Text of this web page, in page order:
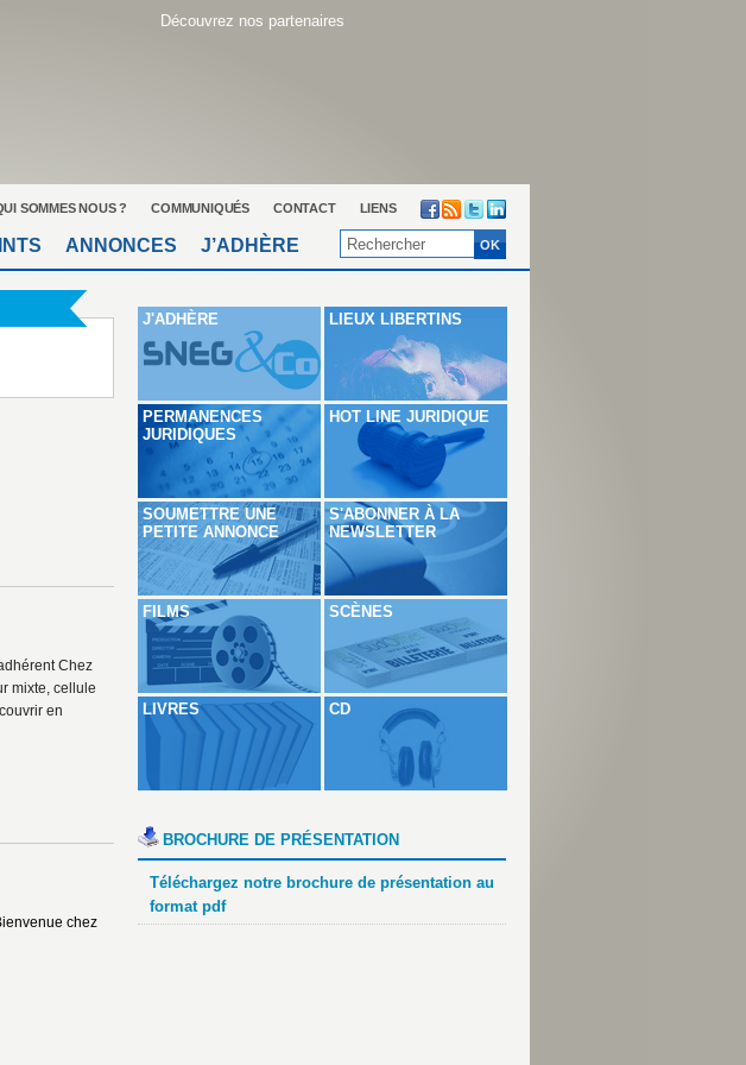
Découvrez nos partenaires
SOMMES NOUS ? COMMUNIQUÉS CONTACT LIENS
ANNONCES J’ADHÈRE
Chez
mixte, cellule
en
J'ADHÈRE LIEUX LIBERTINS
PERMANENCES
JURIDIQUES
HOT LINE JURIDIQUE
SOUMETTRE UNE
PETITE ANNONCE
S'ABONNER À LA
NEWSLETTER
FILMS SCÈNES
LIVRES CD
BROCHURE DE PRÉSENTATION
Téléchargez notre brochure de présentation au
format pdf